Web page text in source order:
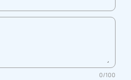
0/100